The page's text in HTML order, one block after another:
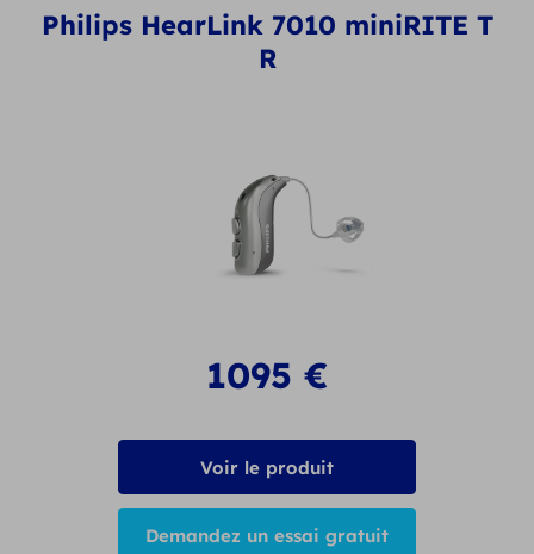
Philips HearLink 7010 miniRITE T
R
1095 €
Voir le produit
Demandez un essai gratuit